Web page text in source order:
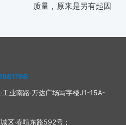
质量，原来是另有起因
工业南路·万达广场写字楼J1-15A-
区·春喧东路592号；